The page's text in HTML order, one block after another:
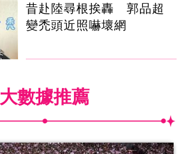
昔赴陸尋根挨轟 郭品超
變禿頭近照嚇壞網
大數據推薦